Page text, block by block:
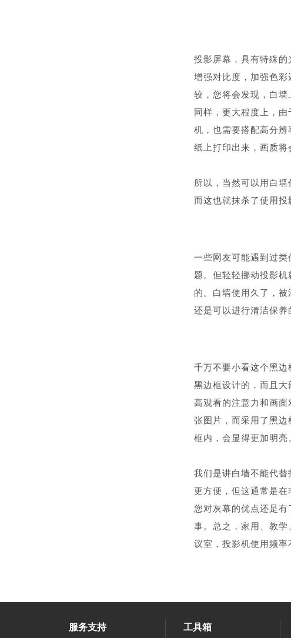
投影屏幕，具有特殊
增强对比度，加强色
较，您将会发现，白
同样，更大程度上，
机，也需要搭配高分
纸上打印出来，画质将
所以，当然可以用白
而这也就抹杀了使用投
一些网友可能遇到过
题。但轻轻挪动投影
的。白墙使用久了，
还是可以进行清洁保养
千万不要小看这个黑
黑边框设计的，而且
高观看的注意力和画
张图片，而采用了黑
框内，会显得更加明亮
我们是讲白墙不能代
更方便，但这通常是
您对灰幕的优点还是
事。总之，家用、教
议室，投影机使用频率
服务支持 工具箱